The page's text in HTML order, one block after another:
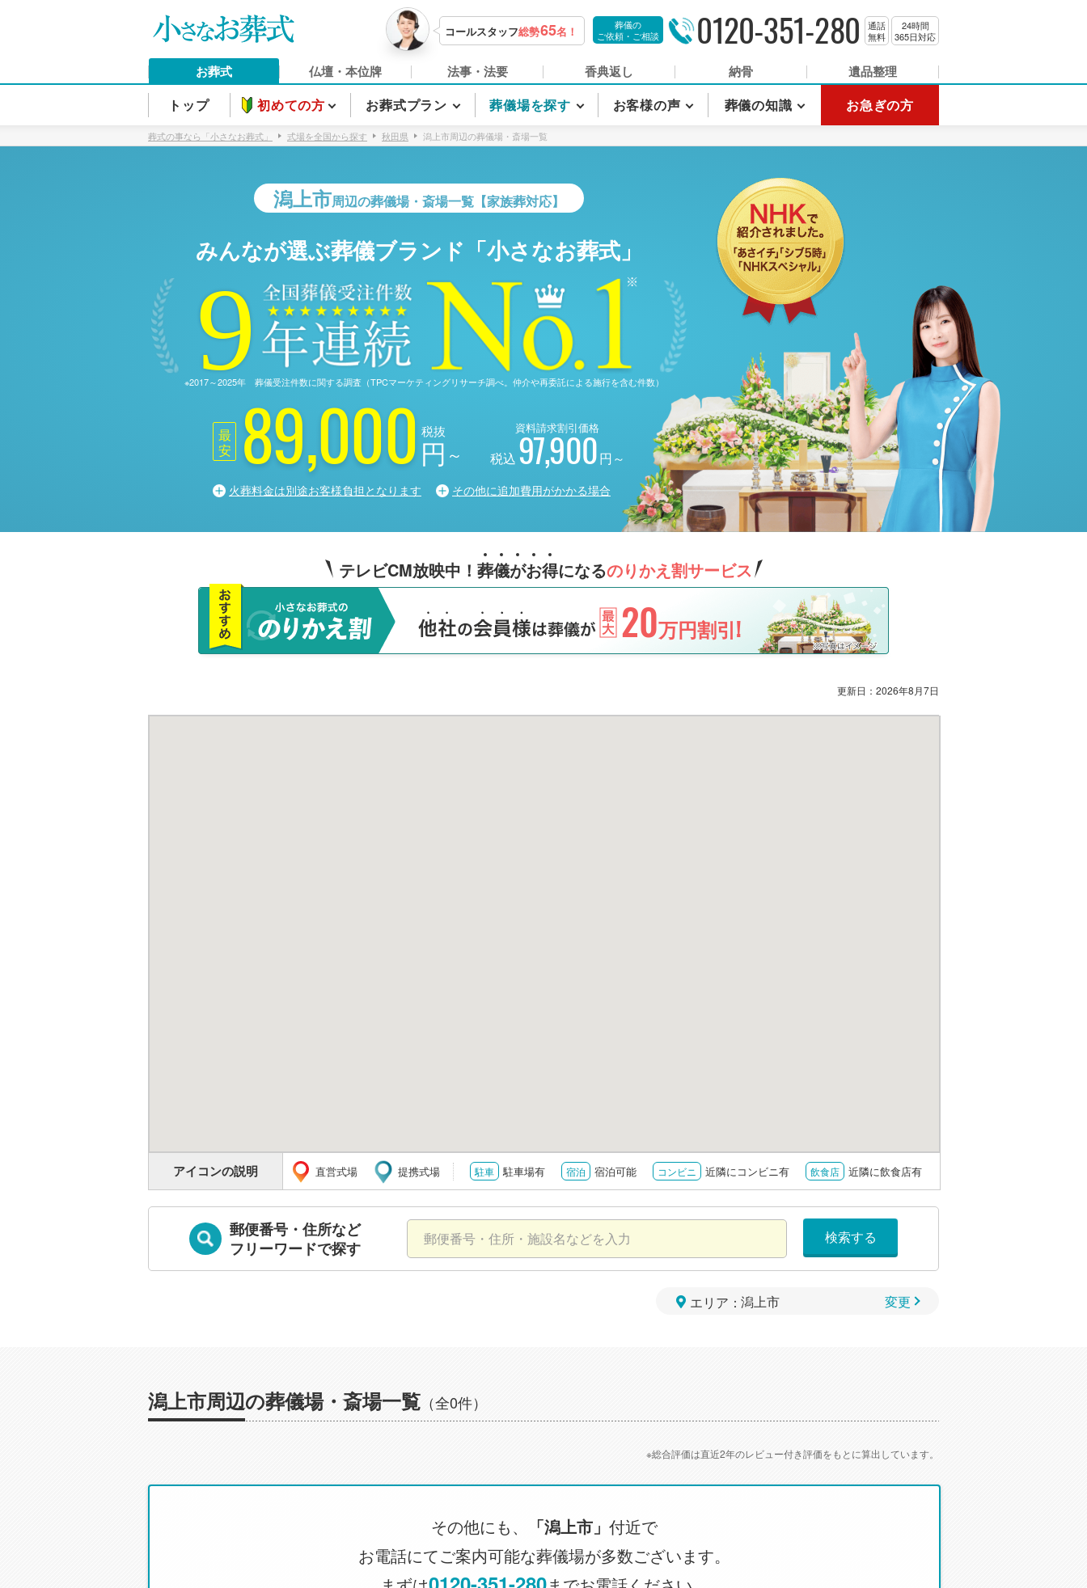
コールスタッフ総勢65名！
葬儀の
ご依頼・ご相談
0120-351-280
通話
無料
24時間
365日対応
お葬式 仏壇・本位牌 法事・法要 香典返し 納骨 遺品整理
トップ 初めての方 お葬式プラン 葬儀場を探す お客様の声 葬儀の知識 お急ぎの方
葬式の事なら「小さなお葬式」 式場を全国から探す 秋田県 潟上市周辺の葬儀場・斎場一覧
潟上市周辺の葬儀場・斎場一覧【家族葬対応】
みんなが選ぶ葬儀ブランド「小さなお葬式」
9
※2017～2025年 葬儀受注件数に関する調査（TPCマーケティングリサーチ調べ。仲介や再委託による施行を含む件数）
最
安
89,000円 ～
税抜 資料請求割引価格
税込97,900円～
火葬料金は別途お客様負担となります その他に追加費用がかかる場合
テレビCM放映中！ 葬儀がお得になるのりかえ割サービス
20万円割引!
更新日： 2026年8月7日
アイコンの説明 直営式場 提携式場 駐車 駐車場有 宿泊 宿泊可能 コンビニ 近隣にコンビニ有 飲食店 近隣に飲食店有
郵便番号・住所など
フリーワードで探す
検索する
エリア： 変更
潟上市周辺の葬儀場・斎場一覧 （全0件）
※総合評価は直近2年のレビュー付き評価をもとに算出しています。
その他にも、 「潟上市」 付近で
お電話にてご案内可能な葬儀場が多数ございます。